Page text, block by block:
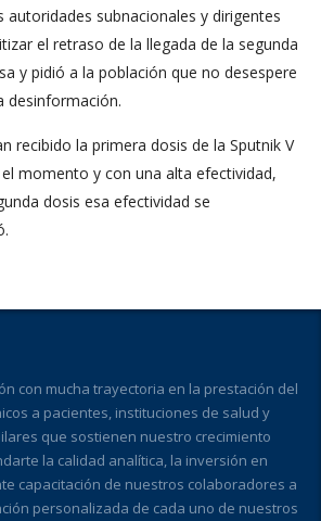
autoridades subnacionales y dirigentes
el retraso de la llegada de la segunda
y pidió a la población que no desespere
desinformación.
recibido la primera dosis de la Sputnik V
momento y con una alta efectividad,
dosis esa efectividad se
con mucha trayectoria en la prestación del
a pacientes, instituciones de salud y
que sostienen nuestro crecimiento
la calidad analítica, la inversión en
capacitación de nuestros colaboradores a
personalizada de cada uno de nuestros